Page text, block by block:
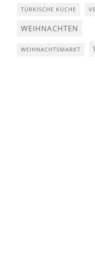
TÜRKISCHE KÜCHE
WEIHNACHTEN
WEIHNACHTSMARKT